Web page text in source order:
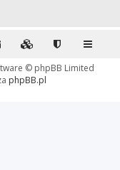
© phpBB Limited
phpBB.pl